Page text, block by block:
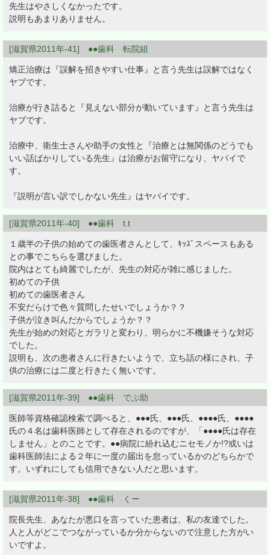
先生はやさしくなかったです。
説明もあまりありません。
[滋賀県2011年-41] ●●歯科 転院組
矯正治療は『誤解を招きやすい仕事』と言う先生は誤解ではなく
ヤブです。
治療が行き詰ると『見えない部分が動いています』と言う先生は
ヤブです。
治療中、衛生士さんや助手の女性と『治療とは無関係のどうでも
いい話ばかりしている先生』は治療がお留守になり、ヤバイで
す。
『説明が言い訳でしかない先生』はヤバイです。
[滋賀県2011年-40] ●●歯科 t.t
１歳半の子供の始めての歯医者さんとして、ｷｯｽﾞスペースもある
との事でこちらを選びました。
院内はとても綺麗でしたが、先生の対応が雑に感じました。
初めての子供
初めての歯医者さん
不安だらけで色々質問したせいでしょうか？？
子供が泣き叫んだからでしょうか？？
先生が始めの対応とガラリと変わり、明らかに不機嫌そうな対応
でした。
説明も、次の患者さんに行きたいようで、立ち話の様にされ、子
供の治療には二度と行きたく無いです。
[滋賀県2011年-39] ●●歯科 でぶ助
医師等資格確認検索で調べると、●●●氏、●●●氏、●●●●氏、●●●●
氏の４名は歯科医師として存在されるのですが、「●●●●氏は存在
しません」とのことです。●●病院に紛れ込むニセモノか!?或いは
歯科医師法による２年に一度の届出を怠っているかのどちらかで
す。いずれにしても信用できない人だと思います。
[滋賀県2011年-38] ●●歯科 くー
院長先生、あなたが悪口を言っていた患者は、私の友達でした。
人と人がどこでつながっているか分からないので注意した方がい
いですよ。